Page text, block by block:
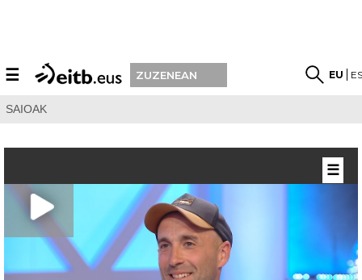
☰ ZUZENEAN EU
SAIOAK
☰